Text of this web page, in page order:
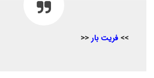
>>فریت بار <<